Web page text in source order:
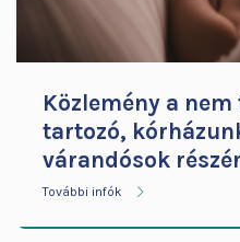
Közlemény a
tartozó,
várandósok
További infók